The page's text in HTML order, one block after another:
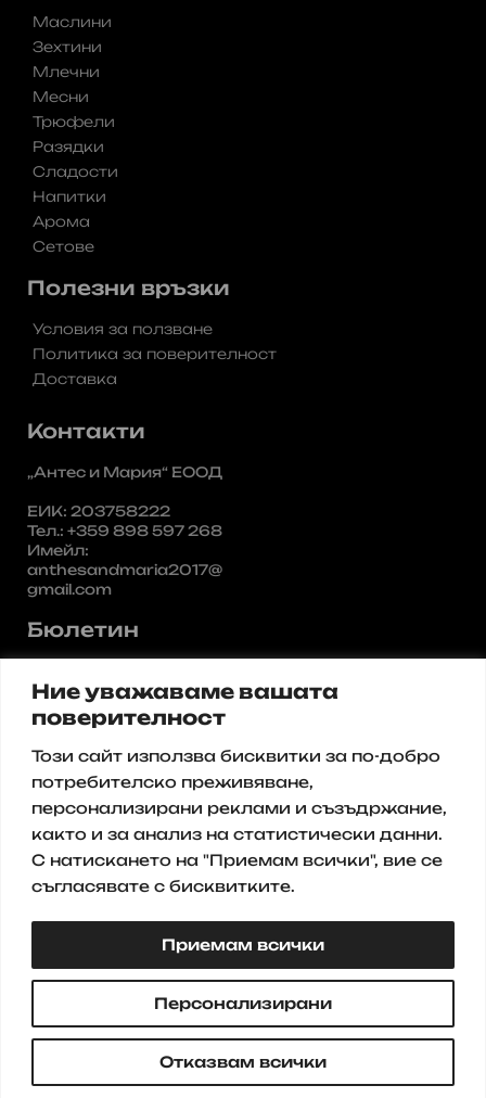
Ние уважаваме вашата
поверителност
Този сайт използва бисквитки за по-добро
потребителско преживяване,
персонализирани реклами и съзъдржание,
както и за анализ на статистически данни.
С натискането на "Приемам всички", вие се
съгласявате с бисквитките.
Персонализирани
Отказвам всички
Приемам всички
Маслини
Зехтини
Млечни
Месни
Трюфели
Разядки
Сладости
Напитки
Арома
Сетове
Полезни връзки
Условия за ползване
Политика за поверителност
Доставка
Контакти
„Антес и Мария“ ЕООД
ЕИК: 203758222
Тел.: +359 898 597 268
Имейл:
anthesandmaria2017@
gmail.com
Бюлетин
бюлетин и получавайте
промоции от нас.
Имейл
Записване
© 2025 Всички права запазени